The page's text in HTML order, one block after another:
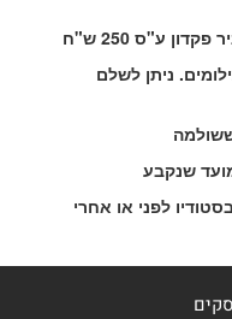
ע"ס 250 ש"ח
ניתן לשלם
לפני או אחרי